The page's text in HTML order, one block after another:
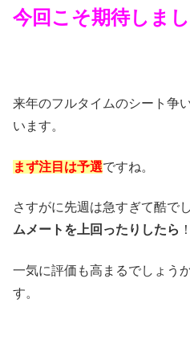
今回こそ期待しまし
来年のフルタイムのシート争
います。
まず注目は予選ですね。
さすがに先週は急すぎて酷でし
ムメートを上回ったりしたら
一気に評価も高まるでしょう
す。